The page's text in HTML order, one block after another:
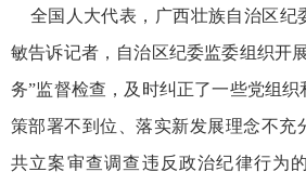
全国人大代表，广西壮族自治区纪
敏告诉记者，自治区纪委监委组织开
务”监督检查，及时纠正了一些党组
策部署不到位、落实新发展理念不充
共立案审查调查违反政治纪律行为